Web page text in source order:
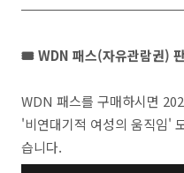
🎟️ WDN 패스(자유관람권)
WDN 패스를 구매하시면
'비연대기적 여성의 움직임'
습니다.